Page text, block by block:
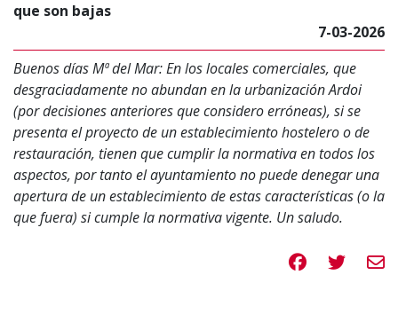
que son bajas
7-03-2026
Buenos días Mª del Mar: En los locales comerciales, que
desgraciadamente no abundan en la urbanización Ardoi
(por decisiones anteriores que considero erróneas), si se
presenta el proyecto de un establecimiento hostelero o de
restauración, tienen que cumplir la normativa en todos los
aspectos, por tanto el ayuntamiento no puede denegar una
apertura de un establecimiento de estas características (o la
que fuera) si cumple la normativa vigente. Un saludo.
Compartir en